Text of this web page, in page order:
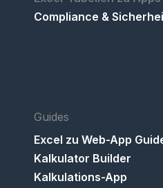
Compliance &
Guides
Excel zu Web-App
Kalkulator Builder
Kalkulations-App